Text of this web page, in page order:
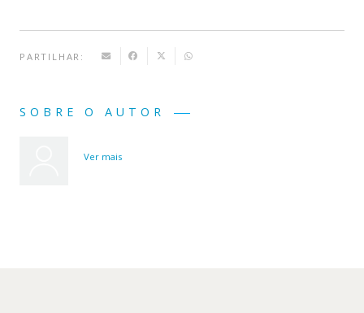
PARTILHAR:
SOBRE O AUTOR
Ver mais